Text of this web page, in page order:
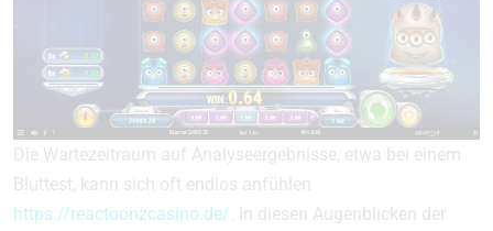
Die Wartezeitraum auf Analyseergebnisse, etwa bei einem
Bluttest, kann sich oft endlos anfühlen
https://reactoonzcasino.de/ . In diesen Augenblicken der